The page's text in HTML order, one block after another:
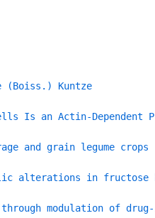
(Boiss.) Kuntze
an Actin-Dependent
and grain legume crops
alterations in fructose
modulation of drug-